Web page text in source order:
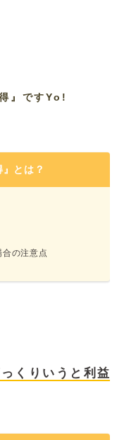
』ですYo!
』とは？
の注意点
くりいうと利益